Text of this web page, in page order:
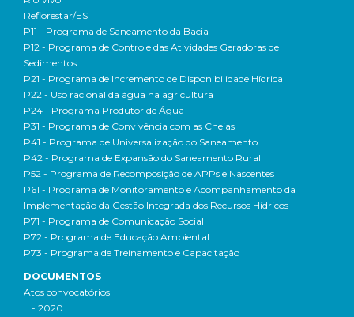
Reflorestar/ES
P11 - Programa de Saneamento da Bacia
P12 - Programa de Controle das Atividades Geradoras de
Sedimentos
P21 - Programa de Incremento de Disponibilidade Hídrica
P22 - Uso racional da água na agricultura
P24 - Programa Produtor de Água
P31 - Programa de Convivência com as Cheias
P41 - Programa de Universalização do Saneamento
P42 - Programa de Expansão do Saneamento Rural
P52 - Programa de Recomposição de APPs e Nascentes
P61 - Programa de Monitoramento e Acompanhamento da
Implementação da Gestão Integrada dos Recursos Hídricos
P71 - Programa de Comunicação Social
P72 - Programa de Educação Ambiental
P73 - Programa de Treinamento e Capacitação
DOCUMENTOS
Atos convocatórios
- 2020